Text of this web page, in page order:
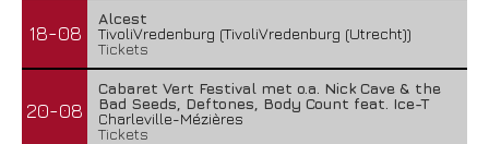
18-08
Alcest
TivoliVredenburg (TivoliVredenburg (Utrecht))
Tickets
20-08
Cabaret Vert Festival met o.a. Nick Cave & the
Bad Seeds, Deftones, Body Count feat. Ice-T
Charleville-Mézières
Tickets